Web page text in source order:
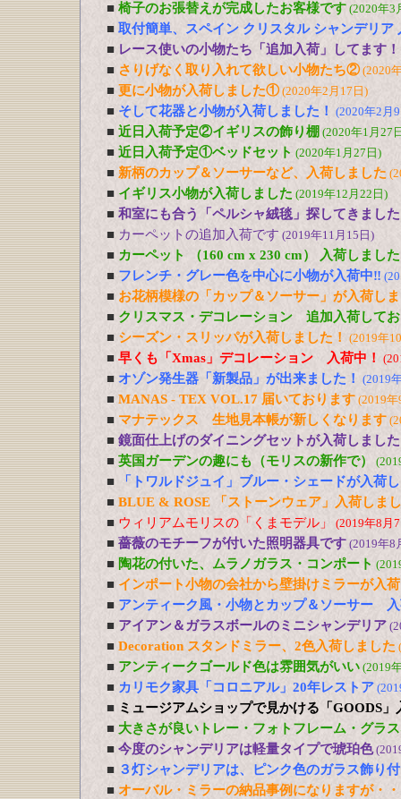
■ 椅子のお張替えが完成したお客様です (2020年3
■ 取付簡単、スペイン クリスタル シャンデリア
■ レース使いの小物たち「追加入荷」してます！
■ さりげなく取り入れて欲しい小物たち②(2020
■ 更に小物が入荷しました①(2020年2月17日)
■ そして花器と小物が入荷しました！ (2020年2月
■ 近日入荷予定②イギリスの飾り棚 (2020年1月27
■ 近日入荷予定①ベッドセット (2020年1月27日)
■ 新柄のカップ＆ソーサーなど、入荷しました
■ イギリス小物が入荷しました (2019年12月22日)
■ 和室にも合う「ペルシャ絨毯」探してきまし
■ カーペットの追加入荷です (2019年11月15日)
■ カーペット （160 cm x 230 cm） 入荷しました
■ フレンチ・グレー色を中心に小物が入荷中‼
■ お花柄模様の「カップ＆ソーサー」が入荷し
■ クリスマス・デコレーション 追加入荷して
■ シーズン・スリッパが入荷しました！ (2019年
■ 早くも「Xmas」デコレーション 入荷中！
■ オゾン発生器「新製品」が出来ました！ (2019
■ MANAS - TEX VOL.17 届いております (2019
■ マナテックス 生地見本帳が新しくなります
■ 鏡面仕上げのダイニングセットが入荷しました
■ 英国ガーデンの趣にも（モリスの新作で）
■
「トワルドジュイ」ブルー・シェードが入荷
■ BLUE & ROSE 「ストーンウェア」入荷しま
■ ウィリアムモリスの「くまモデル」 (2019年8月
■ 薔薇のモチーフが付いた照明器具です (2019年8
■ 陶花の付いた、ムラノガラス・コンポート
■ インポート小物の会社から壁掛けミラーが入荷
■ アンティーク風・小物とカップ＆ソーサー
■ アイアン＆ガラスボールのミニシャンデリア
■ Decoration スタンドミラー、2色入荷しました
■ アンティークゴールド色は雰囲気がいい (2019
■ カリモク家具「コロニアル」20年レストア
■ ミュージアムショップで見かける「GOODS」
■ 大きさが良いトレー・フォトフレーム・グラ
■ 今度のシャンデリアは軽量タイプで琥珀色
■ ３灯シャンデリアは、ピンク色のガラス飾り付
■ オーバル・ミラーの納品事例になりますが・